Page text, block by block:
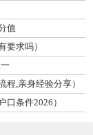
值
要求吗）
,亲身经验分享）
条件2026）